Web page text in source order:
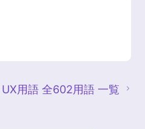
UX用語 全602用語 一覧